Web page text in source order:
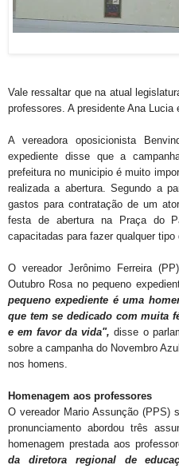
Vale ressaltar que na atual
professores. A presidente Ana Lucia
A vereadora oposicionista
expediente disse que a
prefeitura no municipio é muito
realizada a abertura. Segundo a
gastos para contratação de um
festa de abertura na Praça do
capacitadas para fazer qualquer
O vereador Jerônimo Ferreira
Outubro Rosa no pequeno
pequeno expediente é uma
que tem se dedicado com muita
e em favor da vida", disse o
sobre a campanha do Novembro
nos homens.
Homenagem aos professores
O vereador Mario Assunção (PPS)
pronunciamento abordou três
homenagem prestada aos
da diretora regional de